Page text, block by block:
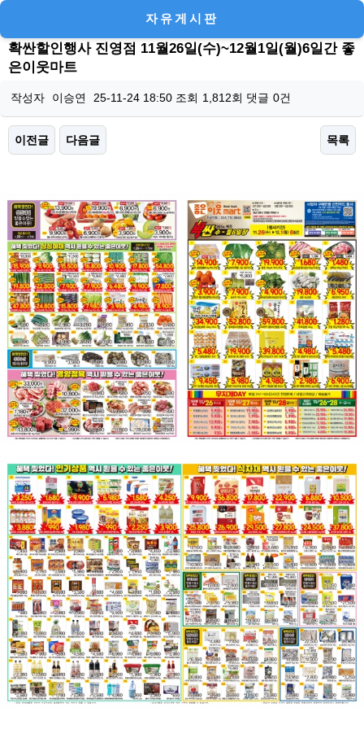
자유게시판
확싼할인행사 진영점 11월26일(수)~12월1일(월)6일간 좋
은이웃마트
작성자 이승연 25-11-24 18:50조회 1,812회 댓글 0건
이전글 다음글 목록
본문